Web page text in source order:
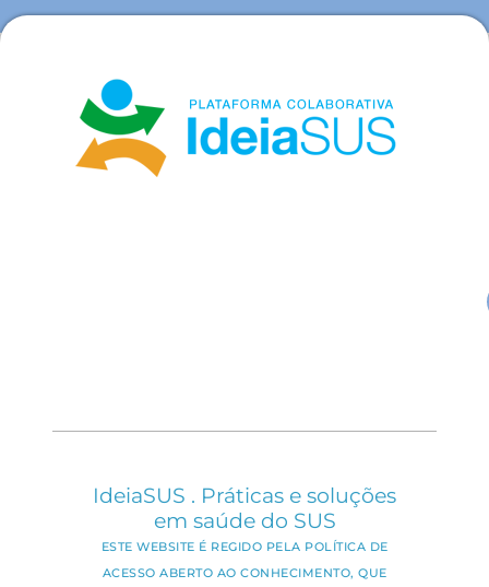
IdeiaSUS . Práticas e soluções
em saúde do SUS
ESTE WEBSITE É REGIDO PELA POLÍTICA DE
ACESSO ABERTO AO CONHECIMENTO, QUE